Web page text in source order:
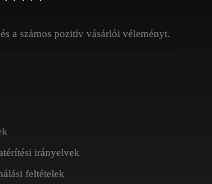
a számos pozitív vásárlói véleményt.
irányelvek
feltételek